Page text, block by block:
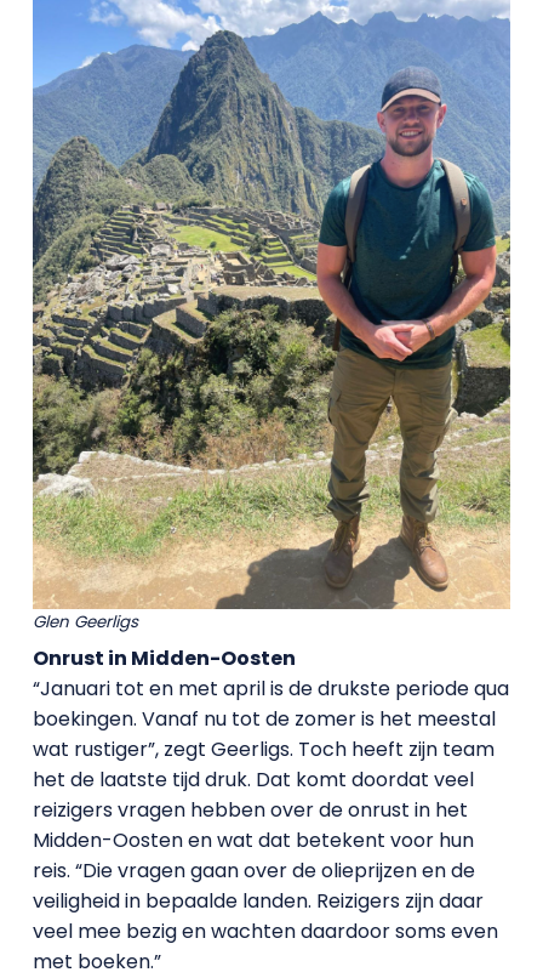
Glen Geerligs
Onrust in Midden-Oosten
“Januari tot en met april is de drukste periode qua
boekingen. Vanaf nu tot de zomer is het meestal
wat rustiger”, zegt Geerligs. Toch heeft zijn team
het de laatste tijd druk. Dat komt doordat veel
reizigers vragen hebben over de onrust in het
Midden-Oosten en wat dat betekent voor hun
reis. “Die vragen gaan over de olieprijzen en de
veiligheid in bepaalde landen. Reizigers zijn daar
veel mee bezig en wachten daardoor soms even
met boeken.”